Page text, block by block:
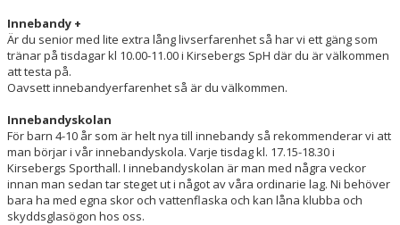
Innebandy +
Är du senior med lite extra lång livserfarenhet så har vi ett gäng som
tränar på tisdagar kl 10.00-11.00 i Kirsebergs SpH där du är välkommen
att testa på.
Oavsett innebandyerfarenhet så är du välkommen.
Innebandyskolan
För barn 4-10 år som är helt nya till innebandy så rekommenderar vi att
man börjar i vår innebandyskola. Varje tisdag kl. 17.15-18.30 i
Kirsebergs Sporthall. I innebandyskolan är man med några veckor
innan man sedan tar steget ut i något av våra ordinarie lag. Ni behöver
bara ha med egna skor och vattenflaska och kan låna klubba och
skyddsglasögon hos oss.